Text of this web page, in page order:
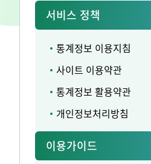
서비스 정책
통계정보 이용지침
사이트 이용약관
통계정보 활용약관
개인정보처리방침
이용가이드